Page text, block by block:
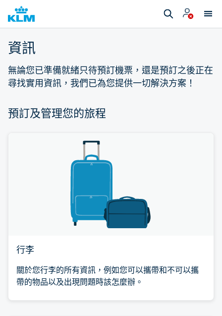
資訊
無論您已準備就緒只待預訂機票，還是預訂之後正在
尋找實用資訊，我們已為您提供一切解決方案！
預訂及管理您的旅程
行李
關於您行李的所有資訊，例如您可以攜帶和不可以攜
帶的物品以及出現問題時該怎麼辦。